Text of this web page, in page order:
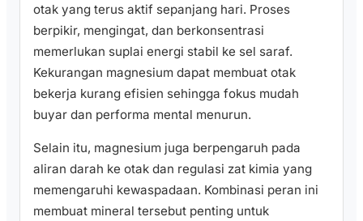
otak yang terus aktif sepanjang hari. Proses
berpikir, mengingat, dan berkonsentrasi
memerlukan suplai energi stabil ke sel saraf.
Kekurangan magnesium dapat membuat otak
bekerja kurang efisien sehingga fokus mudah
buyar dan performa mental menurun.
Selain itu, magnesium juga berpengaruh pada
aliran darah ke otak dan regulasi zat kimia yang
memengaruhi kewaspadaan. Kombinasi peran ini
membuat mineral tersebut penting untuk